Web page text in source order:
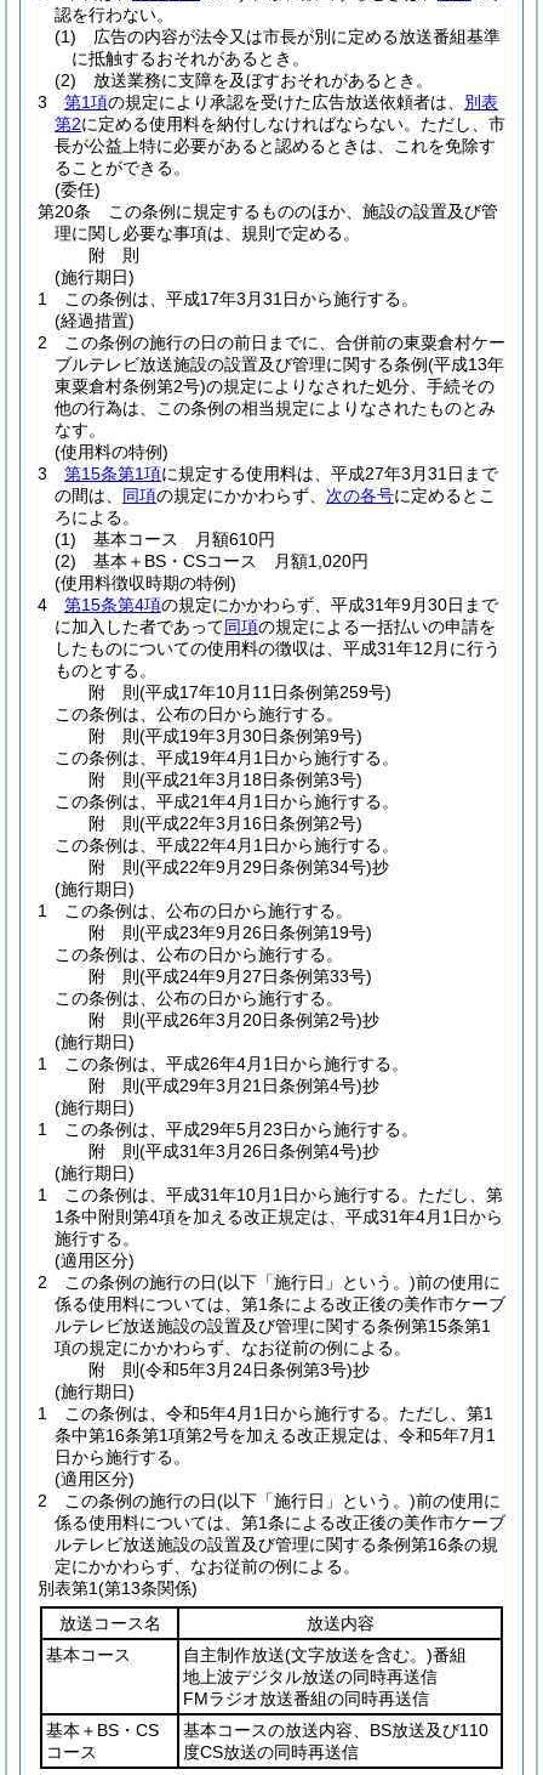
認を行わない。
(1)
広告の内容が法令又は市長が別に定める放送番組基準
に抵触するおそれがあるとき。
(2)
放送業務に支障を及ぼすおそれがあるとき。
3
第1項の規定により承認を受けた広告放送依頼者は、 別表
第2に定める使用料を納付しなければならない。 ただし、市
長が公益上特に必要があると認めるときは、これを免除す
ることができる。
(委任)
第20条
この条例に規定するもののほか、施設の設置及び管
理に関し必要な事項は、規則で定める。
附 則
(施行期日)
1
この条例は、平成17年3月31日から施行する。
(経過措置)
2
この条例の施行の日の前日までに、合併前の東粟倉村ケー
ブルテレビ放送施設の設置及び管理に関する条例(平成13年
東粟倉村条例第2号)の規定によりなされた処分、手続その
他の行為は、この条例の相当規定によりなされたものとみ
なす。
(使用料の特例)
3
第15条第1項に規定する使用料は、平成27年3月31日まで
の間は、 同項の規定にかかわらず、 次の各号に定めるとこ
ろによる。
(1)
基本コース 月額610円
(2)
基本＋BS・CSコース 月額1,020円
(使用料徴収時期の特例)
4
第15条第4項の規定にかかわらず、平成31年9月30日まで
に加入した者であって同項の規定による一括払いの申請を
したものについての使用料の徴収は、平成31年12月に行う
ものとする。
附 則(平成17年10月11日条例第259号)
この条例は、公布の日から施行する。
附 則(平成19年3月30日条例第9号)
この条例は、平成19年4月1日から施行する。
附 則(平成21年3月18日条例第3号)
この条例は、平成21年4月1日から施行する。
附 則(平成22年3月16日条例第2号)
この条例は、平成22年4月1日から施行する。
附 則(平成22年9月29日条例第34号)抄
(施行期日)
1
この条例は、公布の日から施行する。
附 則(平成23年9月26日条例第19号)
この条例は、公布の日から施行する。
附 則(平成24年9月27日条例第33号)
この条例は、公布の日から施行する。
附 則(平成26年3月20日条例第2号)抄
(施行期日)
1
この条例は、平成26年4月1日から施行する。
附 則(平成29年3月21日条例第4号)抄
(施行期日)
1
この条例は、平成29年5月23日から施行する。
附 則(平成31年3月26日条例第4号)抄
(施行期日)
1
この条例は、平成31年10月1日から施行する。 ただし、第
1条中附則第4項を加える改正規定は、平成31年4月1日から
施行する。
(適用区分)
2
この条例の施行の日(以下「施行日」という。)前の使用に
係る使用料については、第1条による改正後の美作市ケーブ
ルテレビ放送施設の設置及び管理に関する条例第15条第1
項の規定にかかわらず、なお従前の例による。
附 則(令和5年3月24日条例第3号)抄
(施行期日)
1
この条例は、令和5年4月1日から施行する。 ただし、第1
条中第16条第1項第2号を加える改正規定は、令和5年7月1
日から施行する。
(適用区分)
2
この条例の施行の日(以下「施行日」という。)前の使用に
係る使用料については、第1条による改正後の美作市ケーブ
ルテレビ放送施設の設置及び管理に関する条例第16条の規
定にかかわらず、なお従前の例による。
別表第1(第13条関係)
放送コース名
放送内容
基本コース
自主制作放送(文字放送を含む。)番組
地上波デジタル放送の同時再送信
FMラジオ放送番組の同時再送信
基本＋BS・CS
コース
基本コースの放送内容、BS放送及び110
度CS放送の同時再送信